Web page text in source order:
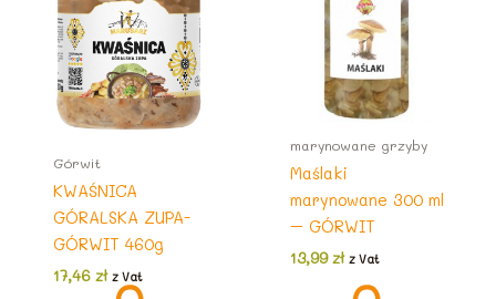
Górwit
KWAŚNICA
GÓRALSKA ZUPA-
GÓRWIT 460g
17,46 zł z Vat
marynowane grzyby
Maślaki
marynowane 300 ml
– GÓRWIT
13,99zł z Vat